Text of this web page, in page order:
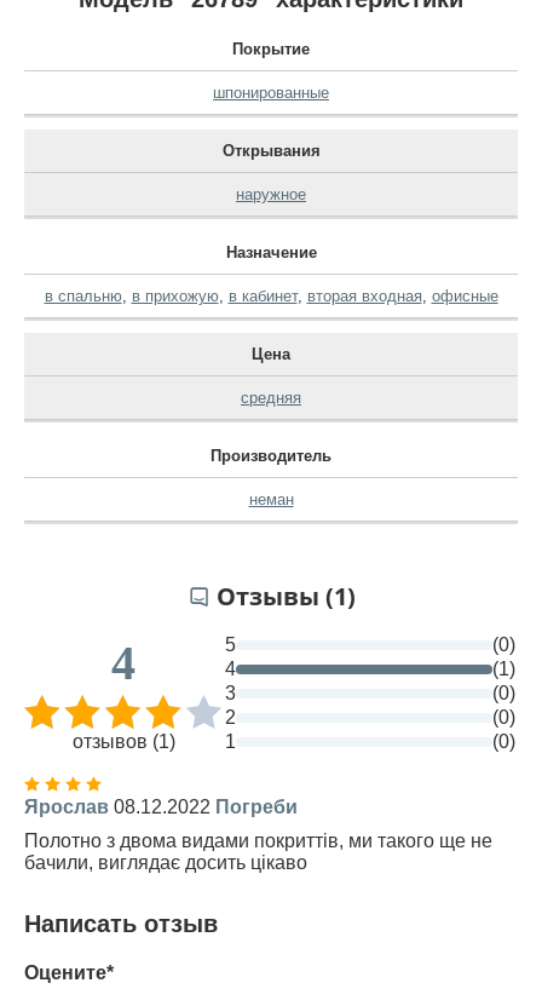
Покрытие
шпонированные
Открывания
наружное
Назначение
в спальню, в прихожую, в кабинет, вторая входная, офисные
Цена
средняя
Производитель
неман
Отзывы (1)
4
отзывов (1)
5
(0)
4
(1)
3
(0)
2
(0)
1
(0)
Ярослав 08.12.2022 Погреби
Полотно з двома видами покриттів, ми такого ще не
бачили, виглядає досить цікаво
Написать отзыв
Оцените*